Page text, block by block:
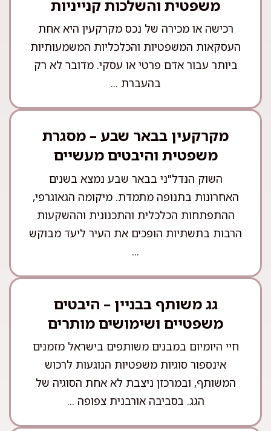
משפטית והשלכות קנייניות
רכישה או מכירה של נכס מקרקעין היא אחת
העסקאות המשפטיות והכלכליות המשמעותיות
ביותר עבור אדם פרטי או עסקי. מדובר לא רק
בהעברת ...
מקרקעין בבאר שבע – מסגרת
משפטית והיבטים מעשיים
השוק הנדל"ני בבאר שבע נמצא בשנים
האחרונות בתנופה מתמדת. מיקומה הגאוגרפי,
ההתפתחות הכלכלית והתכנונית וההשקעות
הרבות בתשתיות הופכים את העיר ליעד מבוקש
...
גג משותף בבניין – היבטים
משפטיים ושימושים מותרים
חיי היומיום במבנים משותפים בישראל מזמנים
אינספור סוגיות משפטיות הנוגעות לרכוש
המשותף, ובמרכזן ניצבת לא אחת הסוגיה של
הגג. בסביבה אורבנית צפופה ...